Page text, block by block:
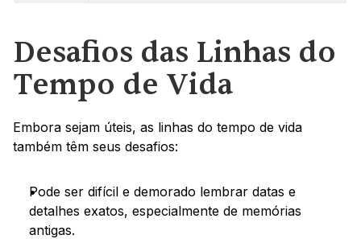
Desafios das Linhas do
Tempo de Vida
Embora sejam úteis, as linhas do tempo de vida
também têm seus desafios:
Pode ser difícil e demorado lembrar datas e
detalhes exatos, especialmente de memórias
antigas.